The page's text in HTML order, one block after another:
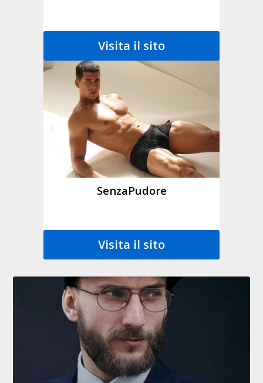
Visita il sito
SenzaPudore
Visita il sito